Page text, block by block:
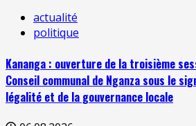
actualité
politique
Kananga : ouverture de la troisième
Conseil communal de Nganza sous le
légalité et de la gouvernance locale